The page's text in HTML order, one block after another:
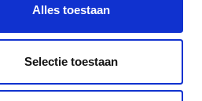
Alles toestaan
Selectie toestaan
Mijn tickets
Mijn verlanglijst